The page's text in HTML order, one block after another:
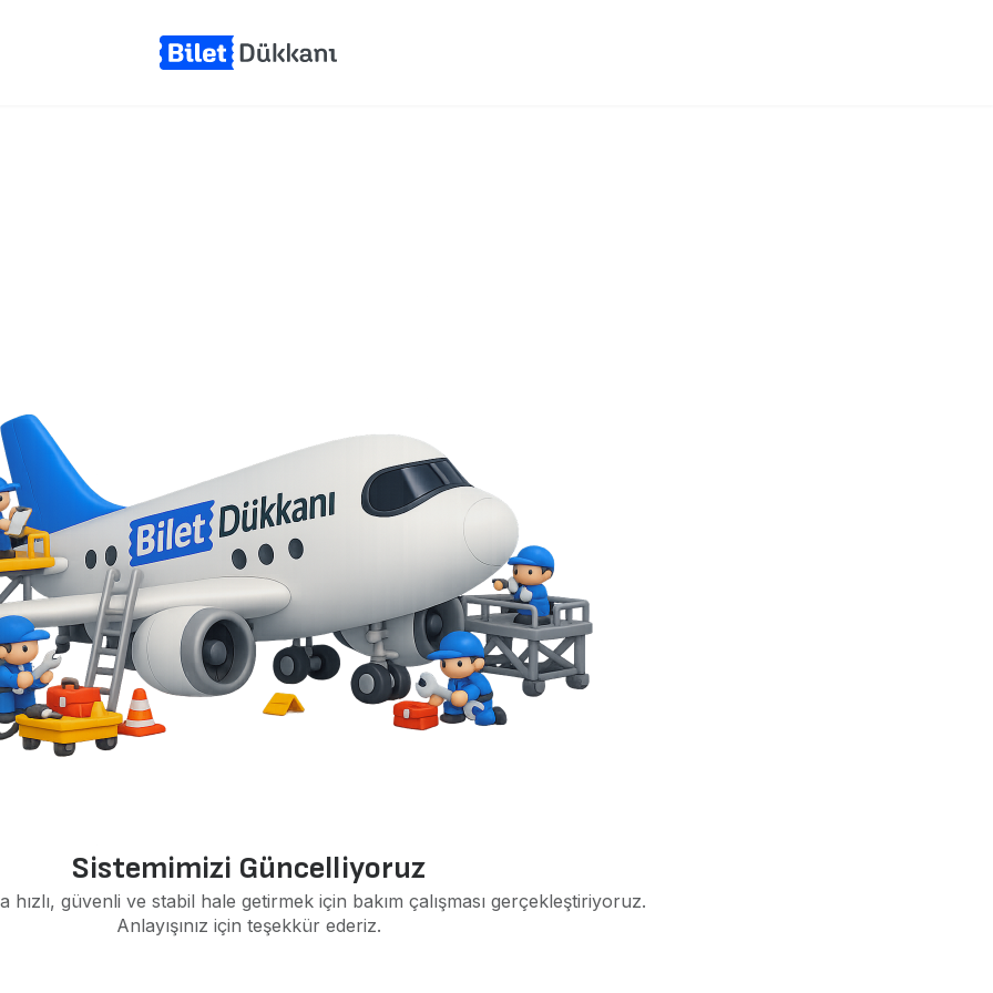
Sistemimizi Güncelliyoruz
hızlı, güvenli ve stabil hale getirmek için bakım çalışması gerçekleştiriyoruz.
Anlayışınız için teşekkür ederiz.